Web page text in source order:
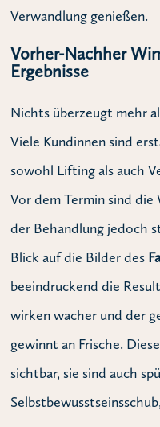
Verwandlung genießen.
Vorher-Nachher
Ergebnisse
Nichts überzeugt mehr
Viele Kundinnen sind
sowohl Lifting als auch
Vor dem Termin sind
der Behandlung jedoch
Blick auf die Bilder des
beeindruckend die
wirken wacher und der
gewinnt an Frische.
sichtbar, sie sind auch